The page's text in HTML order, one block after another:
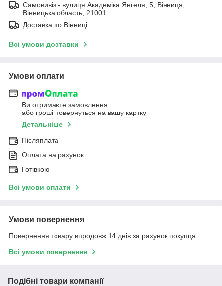
Самовивіз - вулиця Академіка Янгеля, 5, Вінниця,
Вінницька область, 21001
Доставка по Вінниці
Всі умови доставки
Умови оплати
Ви отримаєте замовлення
або гроші повернуться на вашу картку
Детальніше
Післяплата
Оплата на рахунок
Готівкою
Всі умови оплати
Умови повернення
Повернення товару впродовж 14 днів за рахунок покупця
Всі умови повернення
Подібні товари компанії